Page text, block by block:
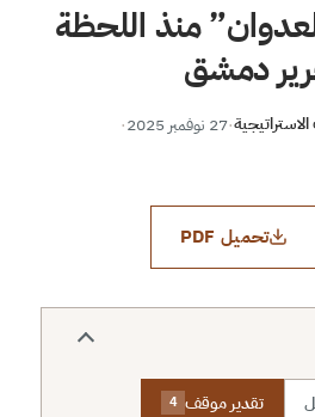
منذ اللحظة
دمشق
·27 نوفمبر 2025
·
تحميل PDF
تقدير موقف 4